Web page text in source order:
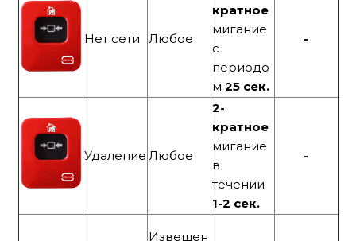
Нет сети Любое
кратное
мигание
с
периодо
м 25 сек.
-
Удаление Любое
2-
кратное
мигание
в
течении
1-2 сек.
-
Извещен